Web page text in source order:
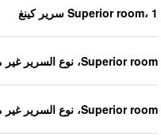
Superior room، 1 سرير كينغ
Superior room، نوع السرير غير معروف
Superior room، نوع السرير غير معروف